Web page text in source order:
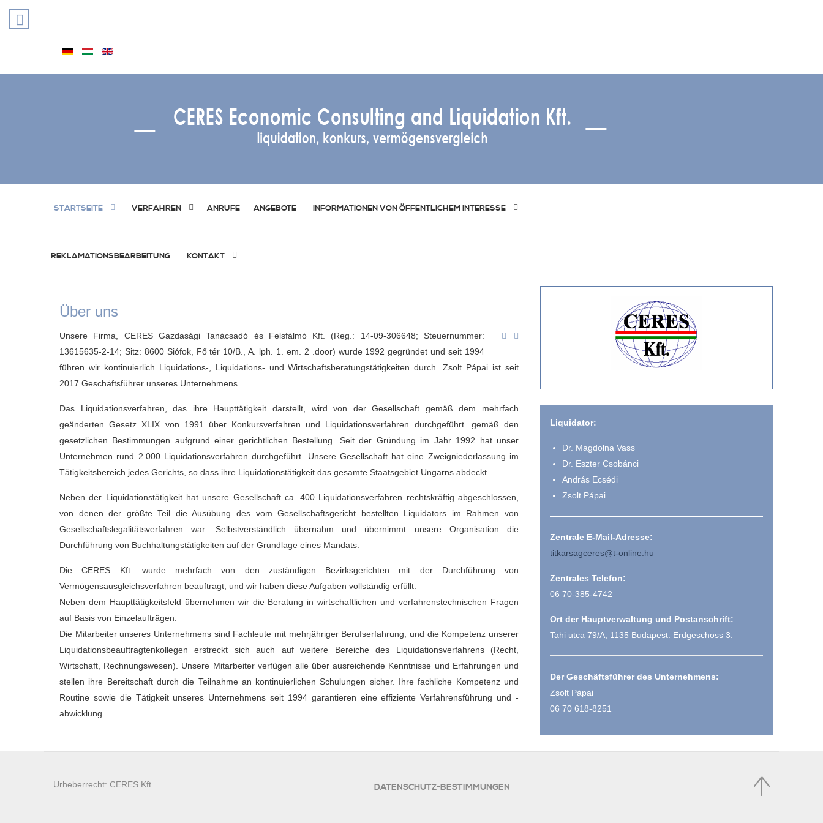
STARTSEITE VERFAHREN ANRUFE ANGEBOTE INFORMATIONEN VON ÖFFENTLICHEM INTERESSE
REKLAMATIONSBEARBEITUNG KONTAKT
Über uns
Unsere Firma, CERES Gazdasági Tanácsadó és Felsfálmó Kft. (Reg.: 14-09-306648; Steuernummer:
13615635-2-14; Sitz: 8600 Siófok, Fő tér 10/B., A. lph. 1. em. 2 .door) wurde 1992 gegründet und seit 1994
führen wir kontinuierlich Liquidations-, Liquidations- und Wirtschaftsberatungstätigkeiten durch. Zsolt Pápai ist seit
2017 Geschäftsführer unseres Unternehmens.
Das Liquidationsverfahren, das ihre Haupttätigkeit darstellt, wird von der Gesellschaft gemäß dem mehrfach
geänderten Gesetz XLIX von 1991 über Konkursverfahren und Liquidationsverfahren durchgeführt. gemäß den
gesetzlichen Bestimmungen aufgrund einer gerichtlichen Bestellung. Seit der Gründung im Jahr 1992 hat unser
Unternehmen rund 2.000 Liquidationsverfahren durchgeführt. Unsere Gesellschaft hat eine Zweigniederlassung im
Tätigkeitsbereich jedes Gerichts, so dass ihre Liquidationstätigkeit das gesamte Staatsgebiet Ungarns abdeckt.
Neben der Liquidationstätigkeit hat unsere Gesellschaft ca. 400 Liquidationsverfahren rechtskräftig abgeschlossen,
von denen der größte Teil die Ausübung des vom Gesellschaftsgericht bestellten Liquidators im Rahmen von
Gesellschaftslegalitätsverfahren war. Selbstverständlich übernahm und übernimmt unsere Organisation die
Durchführung von Buchhaltungstätigkeiten auf der Grundlage eines Mandats.
Die CERES Kft. wurde mehrfach von den zuständigen Bezirksgerichten mit der Durchführung von
Vermögensausgleichsverfahren beauftragt, und wir haben diese Aufgaben vollständig erfüllt.
Neben dem Haupttätigkeitsfeld übernehmen wir die Beratung in wirtschaftlichen und verfahrenstechnischen Fragen
auf Basis von Einzelaufträgen.
Die Mitarbeiter unseres Unternehmens sind Fachleute mit mehrjähriger Berufserfahrung, und die Kompetenz unserer
Liquidationsbeauftragtenkollegen erstreckt sich auch auf weitere Bereiche des Liquidationsverfahrens (Recht,
Wirtschaft, Rechnungswesen). Unsere Mitarbeiter verfügen alle über ausreichende Kenntnisse und Erfahrungen und
stellen ihre Bereitschaft durch die Teilnahme an kontinuierlichen Schulungen sicher. Ihre fachliche Kompetenz und
Routine sowie die Tätigkeit unseres Unternehmens seit 1994 garantieren eine effiziente Verfahrensführung und -
abwicklung.
Liquidator:
Dr. Magdolna Vass
Dr. Eszter Csobánci
András Ecsédi
Zsolt Pápai
Zentrale E-Mail-Adresse:
titkarsagceres@t-online.hu
Zentrales Telefon:
06 70-385-4742
Ort der Hauptverwaltung und Postanschrift:
Tahi utca 79/A, 1135 Budapest. Erdgeschoss 3.
Der Geschäftsführer des Unternehmens:
Zsolt Pápai
06 70 618-8251
Urheberrecht: CERES Kft. DATENSCHUTZ-BESTIMMUNGEN